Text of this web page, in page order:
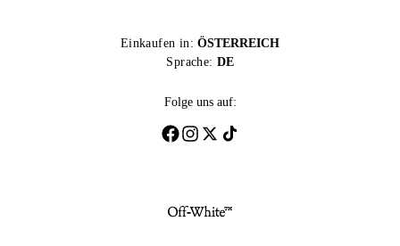
Einkaufen in: ÖSTERREICH
Sprache: DE
Folge uns auf: